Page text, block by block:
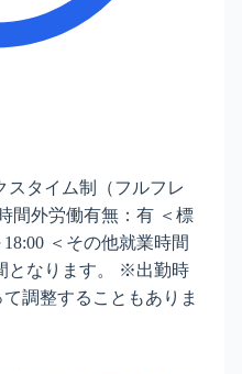
スタイム制（フルフレ
間外労働有無：有 ＜標
＜その他就業時間
となります。 ※出勤時
調整することもありま